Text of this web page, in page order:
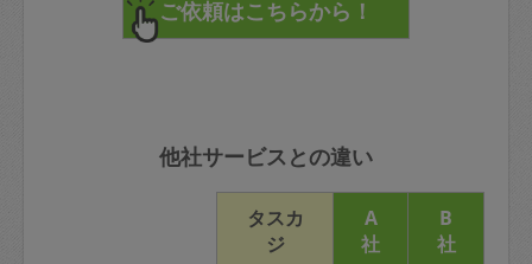
他社サービスとの違い
タスカ
ジ
A
社
B
社